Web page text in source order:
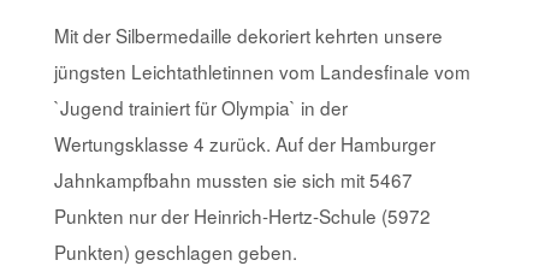
Mit der Silbermedaille dekoriert kehrten unsere
jüngsten Leichtathletinnen vom Landesfinale vom
`Jugend trainiert für Olympia` in der
Wertungsklasse 4 zurück. Auf der Hamburger
Jahnkampfbahn mussten sie sich mit 5467
Punkten nur der Heinrich-Hertz-Schule (5972
Punkten) geschlagen geben.